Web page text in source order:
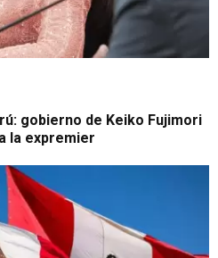
gobierno de Keiko Fujimori
la expremier